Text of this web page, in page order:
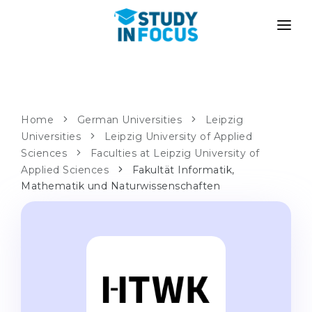
Bachelor's & Master's
University Preparatory Courses
Propaedeutic Program
Language Schools
Online Language Lessons
PATHWAYS
After School Admission
Transfer from University
Master’s in Germany
For Parents
METHODOLOGY
Home German Universities
Leipzig
Universities
Leipzig University of Applied
Sciences
Faculties at Leipzig University of
Applied Sciences
Fakultät Informatik,
Mathematik und Naturwissenschaften